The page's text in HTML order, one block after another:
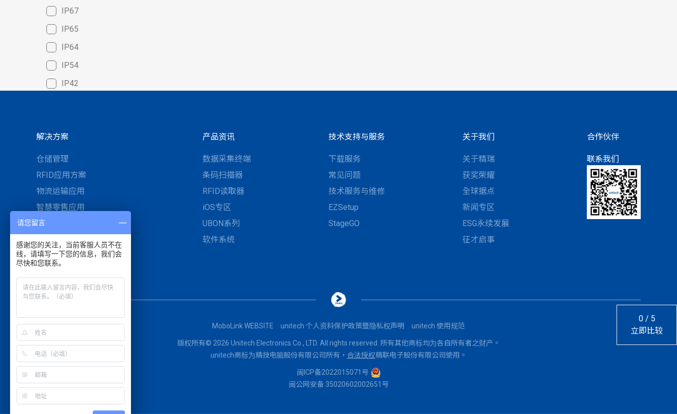
IP67
IP65
IP64
IP54
IP42
0 / 5
立即比较
解决方案
仓储管理
RFID应用方案
物流运输应用
智慧零售应用
智慧医疗与UDI医材管理
工业自动化与智慧制造
停车开单管理与现场服务
产品资讯
数据采集终端
条码扫描器
RFID读取器
iOS专区
UBON系列
软件系统
技术支持与服务
下载服务
常见问题
技术服务与维修
EZSetup
StageGO
关于我们
关于精瑞
获奖荣耀
全球据点
新闻专区
ESG永续发展
征才启事
合作伙伴
联系我们
MoboLink WEBSITE unitech 个人资料保护政策暨隐私权声明 unitech 使用规范
版权所有© 2026 Unitech Electronics Co., LTD. All rights reserved. 所有其他商标均为各自所有者之财产。
unitech商标为精技电脑股份有限公司所有， 合法授权精联电子股份有限公司使用。
闽ICP备2022015071号
闽公网安备 35020602002651号
请您留言
感谢您的关注，当前客服人员不在
线，请填写一下您的信息，我们会
尽快和您联系。